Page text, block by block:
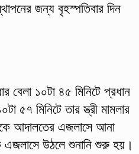
জন্য বৃহস্পতিবার দিন
বেলা ১০টা ৪৫ মিনিটে প্রধান
৫৭ মিনিটে তার স্ত্রী মামলার
আদালতের এজলাসে আনা
এজলাসে উঠলে শুনানি শুরু হয়।